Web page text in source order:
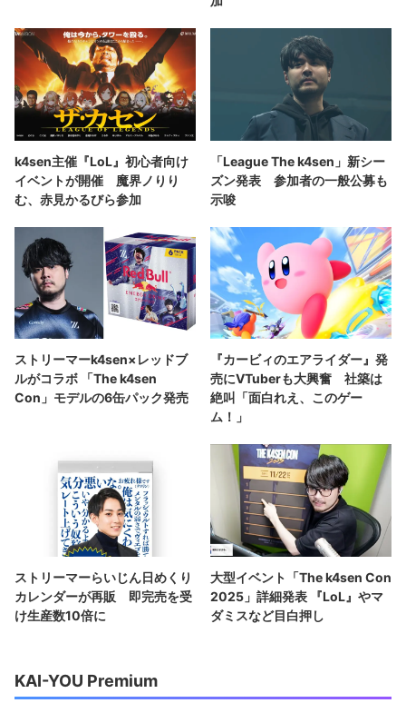
k4sen主催『LoL』初心者向け
イベントが開催 魔界ノりり
む、赤見かるびら参加
「League The k4sen」新シー
ズン発表 参加者の一般公募も
示唆
ストリーマーk4sen×レッドブ
ルがコラボ 「The k4sen
Con」モデルの6缶パック発売
『カービィのエアライダー』発
売にVTuberも大興奮 社築は
絶叫「面白れえ、このゲー
ム！」
ストリーマーらいじん日めくり
カレンダーが再販 即完売を受
け生産数10倍に
大型イベント「The k4sen Con
2025」詳細発表 『LoL』やマ
ダミスなど目白押し
KAI-YOU Premium